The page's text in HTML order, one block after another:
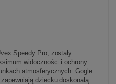
Speedy Pro, zostały
widoczności i ochrony
atmosferycznych. Gogle
dziecku doskonałą